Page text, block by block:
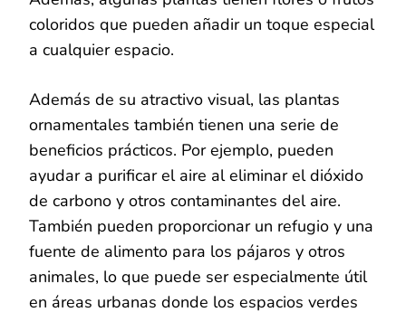
coloridos que pueden añadir un toque especial
a cualquier espacio.
Además de su atractivo visual, las plantas
ornamentales también tienen una serie de
beneficios prácticos. Por ejemplo, pueden
ayudar a purificar el aire al eliminar el dióxido
de carbono y otros contaminantes del aire.
También pueden proporcionar un refugio y una
fuente de alimento para los pájaros y otros
animales, lo que puede ser especialmente útil
en áreas urbanas donde los espacios verdes